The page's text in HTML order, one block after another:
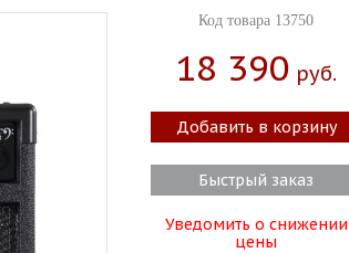
Код товара 13750
18 390 Руб.
Добавить в корзину
Быстрый заказ
Уведомить о снижении
цены